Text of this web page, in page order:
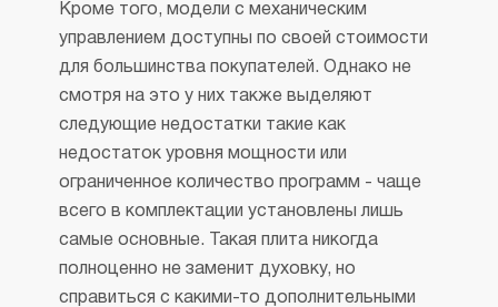
Кроме того, модели с механическим
управлением доступны по своей стоимости
для большинства покупателей. Однако не
смотря на это у них также выделяют
следующие недостатки такие как
недостаток уровня мощности или
ограниченное количество программ - чаще
всего в комплектации установлены лишь
самые основные. Такая плита никогда
полноценно не заменит духовку, но
справиться с какими-то дополнительными